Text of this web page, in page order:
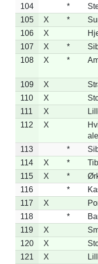
104 *
105
X *
106
X
107
X *
108
X *
109 X
110
X
111
X
112
X
113
*
114
X *
115
X *
116
*
117
X
118
*
119
X
120
X
121
X